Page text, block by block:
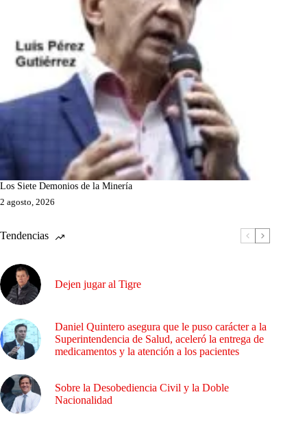
Los Siete Demonios de la Minería
2 agosto, 2026
Tendencias
Dejen jugar al Tigre
Daniel Quintero asegura que le puso carácter a la
Superintendencia de Salud, aceleró la entrega de
medicamentos y la atención a los pacientes
Sobre la Desobediencia Civil y la Doble
Nacionalidad